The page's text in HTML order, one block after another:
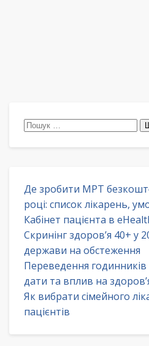
Пошук:
Де зробити МРТ
році: список лікарень,
Кабінет пацієнта в
Скринінг здоров’я 40+ у
держави на обстеження
Переведення годинників
дати та вплив на
Як вибрати сімейного
пацієнтів